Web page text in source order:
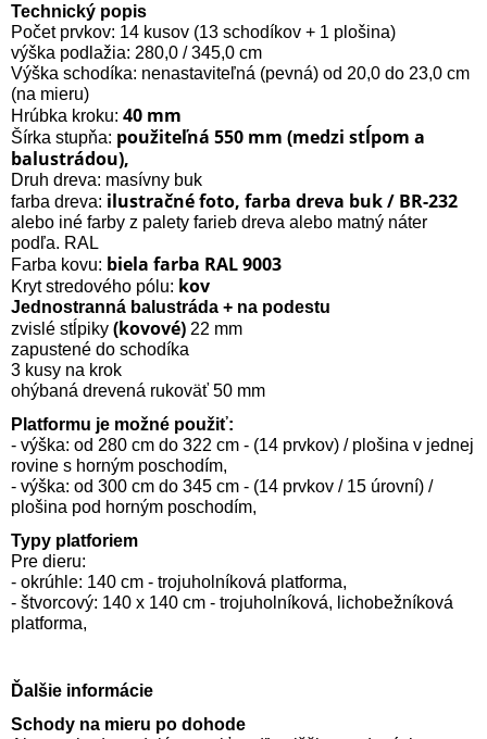
Technický popis
Počet prvkov: 14 kusov (13 schodíkov + 1 plošina)
výška podlažia: 280,0 / 345,0 cm
Výška schodíka: nenastaviteľná (pevná) od 20,0 do 23,0 cm
(na mieru)
Hrúbka kroku: 40 mm
Šírka stupňa: použiteľná 550 mm (medzi stĺpom a
balustrádou),
Druh dreva: masívny buk
farba dreva: ilustračné foto, farba dreva buk / BR-232
alebo iné farby z palety farieb dreva alebo matný náter
podľa. RAL
Farba kovu: biela farba RAL 9003
Kryt stredového pólu: kov
Jednostranná balustráda + na podestu
zvislé stĺpiky (kovové) 22 mm
zapustené do schodíka
3 kusy na krok
ohýbaná drevená rukoväť 50 mm
Platformu je možné použiť:
- výška: od 280 cm do 322 cm - (14 prvkov) / plošina v jednej
rovine s horným poschodím,
- výška: od 300 cm do 345 cm - (14 prvkov / 15 úrovní) /
plošina pod horným poschodím,
Typy platforiem
Pre dieru:
- okrúhle: 140 cm - trojuholníková platforma,
- štvorcový: 140 x 140 cm - trojuholníková, lichobežníková
platforma,
Ďalšie informácie
Schody na mieru po dohode